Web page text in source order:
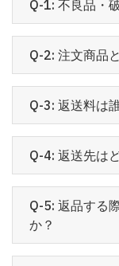
Q-1: 不良品・
Q-2: 注文商品
Q-3: 返送料は
Q-4: 返送先は
Q-5: 返品する
か？